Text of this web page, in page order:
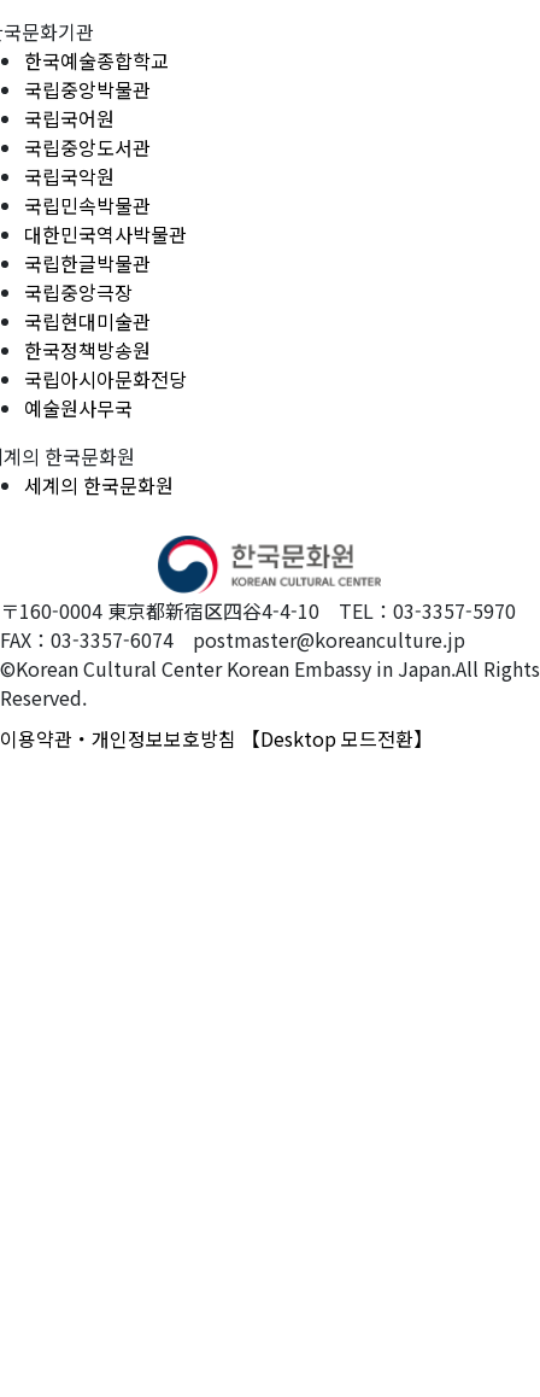
문화기관
한국예술종합학교
국립중앙박물관
국립국어원
국립중앙도서관
국립국악원
국립민속박물관
대한민국역사박물관
국립한글박물관
국립중앙극장
국립현대미술관
한국정책방송원
국립아시아문화전당
예술원사무국
의 한국문화원
세계의 한국문화원
〒160-0004 東京都新宿区四谷4-4-10 TEL：03-3357-5970
FAX：03-3357-6074 postmaster@koreanculture.jp
©Korean Cultural Center Korean Embassy in Japan.All Rights
Reserved.
이용약관・개인정보보호방침
【Desktop 모드전환】